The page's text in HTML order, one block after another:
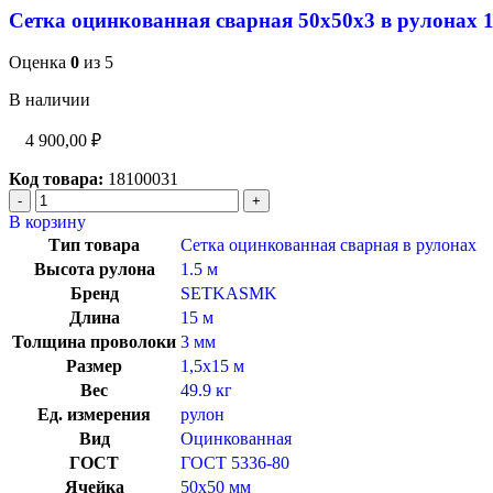
Сетка оцинкованная сварная 50х50х3 в рулонах
Оценка 0 из 5
В наличии
4 900,00 ₽
Код товара: 18100031
В корзину
Тип товара
Сетка оцинкованная сварная в рулонах
Высота рулона
1.5 м
Бренд
SETKASMK
Длина
15 м
Толщина проволоки 3 мм
Размер
1,5х15 м
Вес
49.9 кг
Ед. измерения
рулон
Вид
Оцинкованная
ГОСТ
ГОСТ 5336-80
Ячейка
50х50 мм